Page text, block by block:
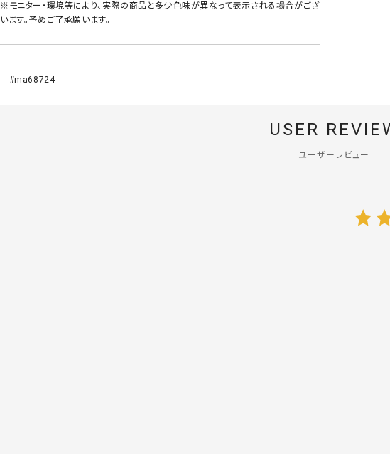
※モニター・環境等により、実際の商品と多少色味が異なって表示される場合がござ
います。予めご了承願います。
#ma68724
USER
ユーザーレビュー